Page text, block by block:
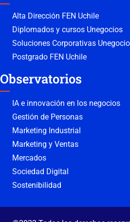
Alta Dirección FEN Uchile
Diplomados y cursos Unegocios
Soluciones Corporativas
Postgrado FEN Uchile
Observatorios
IA e innovación en los negocios
Gestión de Personas
Marketing Industrial
Marketing y Ventas
Mercados
Sociedad Digital
Sostenibilidad